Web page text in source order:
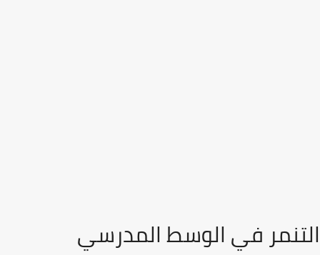
التنمر في الوسط المدرسي